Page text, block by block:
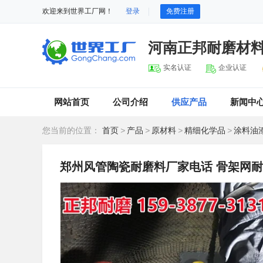
欢迎来到世界工厂网！ 登录 免费注册
河南正邦耐磨材
实名认证 企业认证
网站首页 公司介绍 供应产品 新闻中
您当前的位置： 首页 > 产品 > 原材料 >精细化学品 >涂料油
郑州风管陶瓷耐磨料厂家电话 骨架网